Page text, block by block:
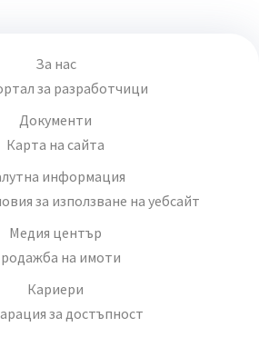
За нас
за разработчици
Документи
Карта на сайта
информация
за използване на уебсайт
Медия център
на имоти
Кариери
за достъпност